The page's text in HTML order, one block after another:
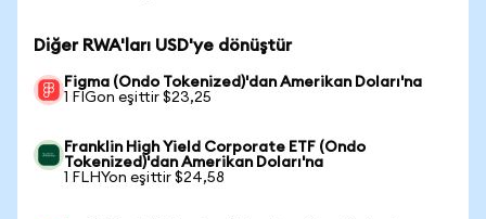
Diğer RWA'ları USD'ye dönüştür
Figma (Ondo Tokenized)'dan Amerikan Doları'na
1 FIGon eşittir $23,25
Franklin High Yield Corporate ETF (Ondo
Tokenized)'dan Amerikan Doları'na
1 FLHYon eşittir $24,58